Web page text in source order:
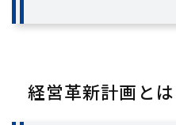
経営革新計画とは